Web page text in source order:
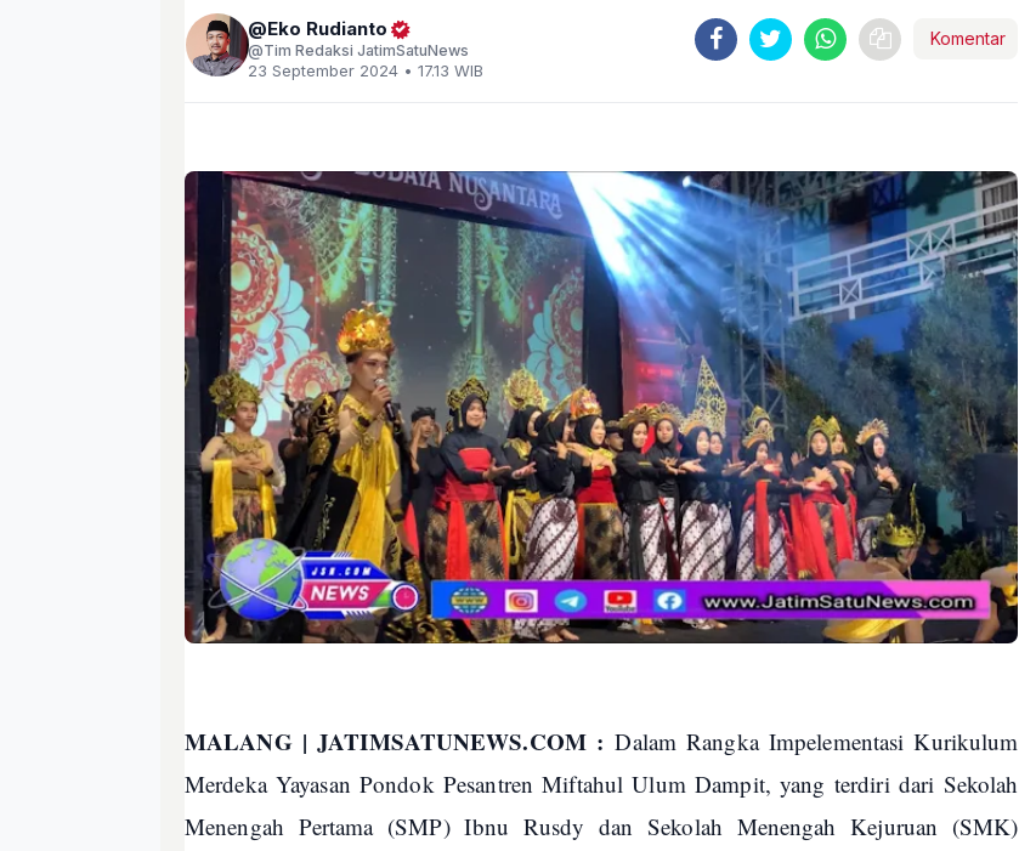
Eko Rudianto
Tim Redaksi JatimSatuNews
23 September 2024 • 17.13 WIB
Komentar
MALANG | JATIMSATUNEWS.COM :Dalam Rangka Impelementasi Kurikulum
Merdeka Yayasan Pondok Pesantren Miftahul Ulum Dampit, yang terdiri dari Sekolah
Menengah Pertama (SMP) Ibnu Rusdy dan Sekolah Menengah Kejuruan (SMK)